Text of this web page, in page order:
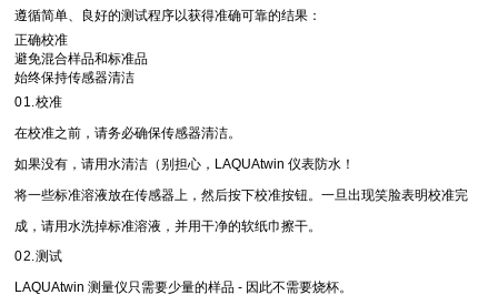
遵循简单、良好的测试程序以获得准确可靠的结果：
正确校准
避免混合样品和标准品
始终保持传感器清洁
01.校准
在校准之前，请务必确保传感器清洁。
如果没有，请用水清洁（别担心，LAQUAtwin 仪表防水！
将一些标准溶液放在传感器上，然后按下校准按钮。一旦出现笑脸表明校准完
成，请用水洗掉标准溶液，并用干净的软纸巾擦干。
02.测试
LAQUAtwin 测量仪只需要少量的样品 - 因此不需要烧杯。